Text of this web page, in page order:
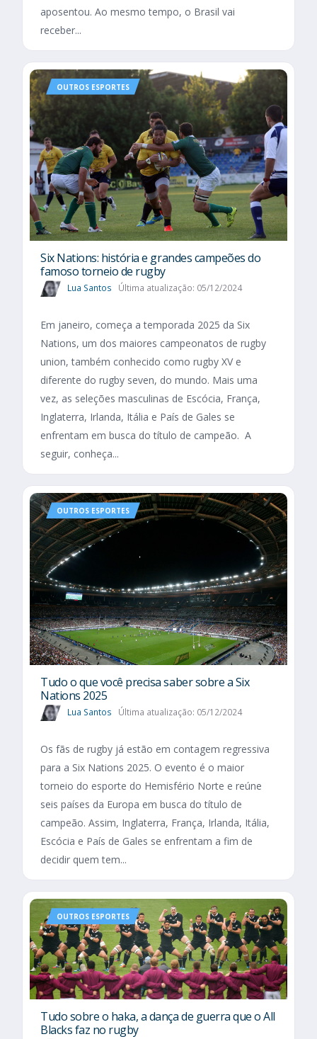
aposentou. Ao mesmo tempo, o Brasil vai
receber...
OUTROS ESPORTES
Six Nations​: história e grandes campeões do
famoso torneio de rugby
Lua Santos Última atualização: 05/12/2024
Em janeiro, começa a temporada 2025 da Six
Nations, um dos maiores campeonatos de rugby
union, também conhecido como rugby XV e
diferente do rugby seven, do mundo. Mais uma
vez, as seleções masculinas de Escócia, França,
Inglaterra, Irlanda, Itália e País de Gales se
enfrentam em busca do título de campeão. A
seguir, conheça...
OUTROS ESPORTES
Tudo o que você precisa saber sobre a Six
Nations 2025​
Lua Santos Última atualização: 05/12/2024
Os fãs de rugby já estão em contagem regressiva
para a Six Nations 2025. O evento é o maior
torneio do esporte do Hemisfério Norte e reúne
seis países da Europa em busca do título de
campeão. Assim, Inglaterra, França, Irlanda, Itália,
Escócia e País de Gales se enfrentam a fim de
decidir quem tem...
OUTROS ESPORTES
Tudo sobre o haka, a dança de guerra que o All
Blacks faz no rugby